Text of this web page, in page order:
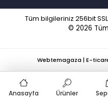
Tüm bilgileriniz 256bit
© 2026
Anasayfa Ürünler
Webtemagaza | E-